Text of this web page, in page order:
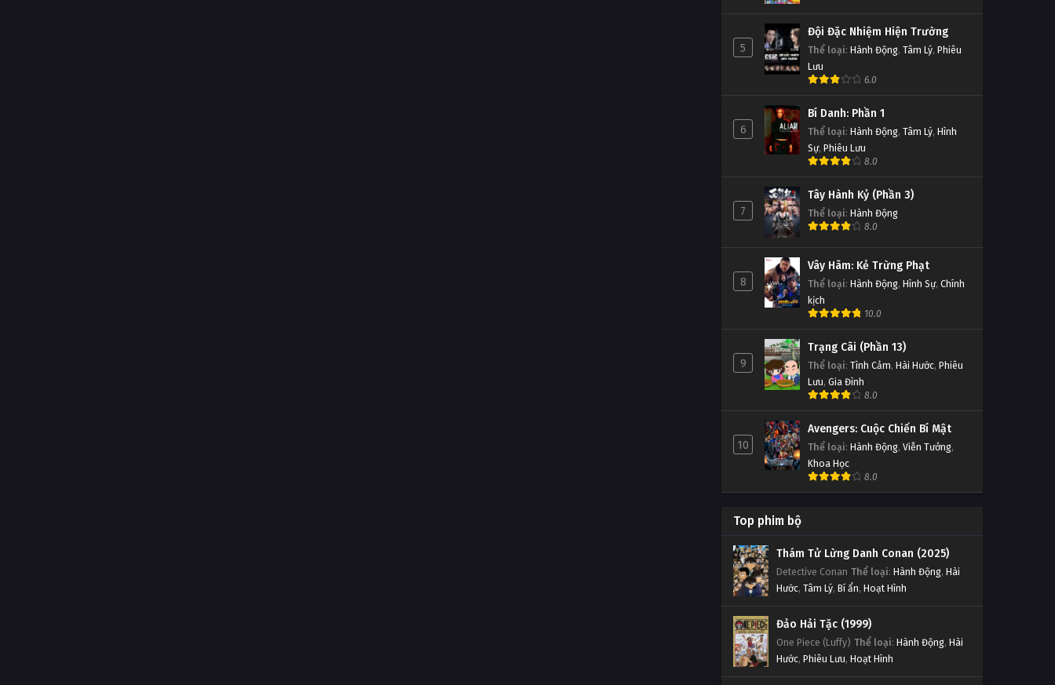
5
Đội Đặc Nhiệm Hiện Trường
Thể loại: Hành Động, Tâm Lý, Phiêu
Lưu
6.0
6
Bí Danh: Phần 1
Thể loại: Hành Động, Tâm Lý, Hình
Sự, Phiêu Lưu
8.0
7
Tây Hành Kỷ (Phần 3)
Thể loại: Hành Động
8.0
8
Vây Hãm: Kẻ Trừng Phạt
Thể loại: Hành Động, Hình Sự, Chính
kịch
10.0
9
Trạng Cãi (Phần 13)
Thể loại: Tình Cảm, Hài Hước, Phiêu
Lưu, Gia Đình
8.0
10
Avengers: Cuộc Chiến Bí Mật
Thể loại: Hành Động, Viễn Tưởng,
Khoa Học
8.0
Top phim bộ
Thám Tử Lừng Danh Conan (2025)
Detective Conan Thể loại: Hành Động, Hài
Hước, Tâm Lý, Bí ẩn, Hoạt Hình
Đảo Hải Tặc (1999)
One Piece (Luffy) Thể loại: Hành Động, Hài
Hước, Phiêu Lưu, Hoạt Hình